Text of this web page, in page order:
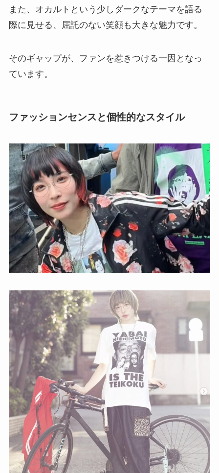
また、オカルトという少しダークなテーマを語る
際に見せる、屈託のない笑顔も大きな魅力です。
そのギャップが、ファンを惹きつける一因となっ
ています。
ファッションセンスと個性的なスタイル